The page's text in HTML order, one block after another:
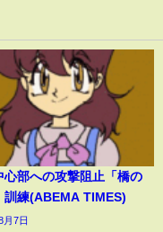
心部への攻撃阻止「橋の
訓練(ABEMA TIMES)
月7日